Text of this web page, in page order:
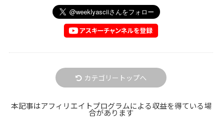
カテゴリートップへ
本記事はアフィリエイトプログラムによる収益を得ている場
合があります